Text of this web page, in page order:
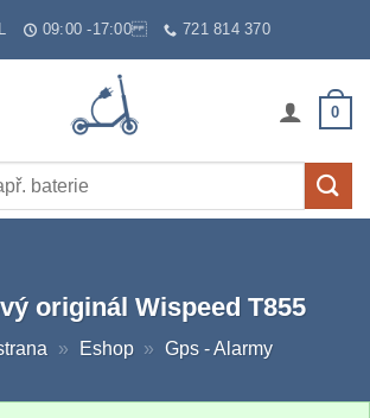
09:00 -17:00 721 814 370
0
originál Wispeed T855
» Eshop » Gps - Alarmy